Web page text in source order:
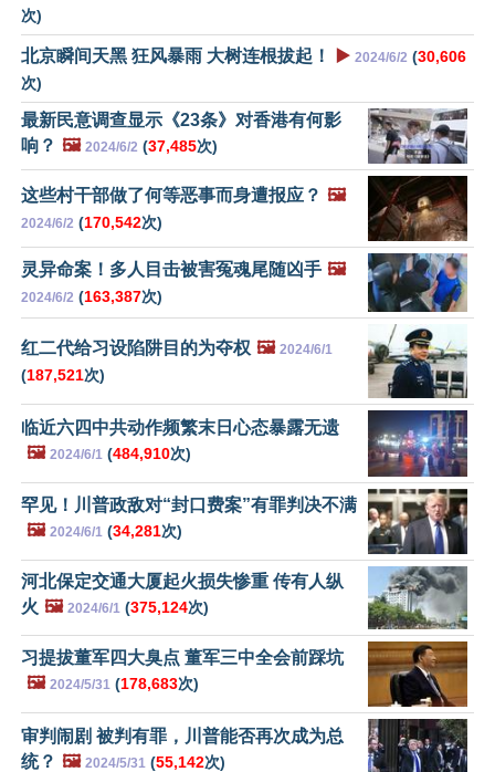
次)
北京瞬间天黑 狂风暴雨 大树连根拔起！ ▶️ 2024/6/2 (30,606
次)
最新民意调查显示《23条》对香港有何影
响？ 🖼️ 2024/6/2 (37,485次)
这些村干部做了何等恶事而身遭报应？ 🖼️
2024/6/2 (170,542次)
灵异命案！多人目击被害冤魂尾随凶手 🖼️
2024/6/2 (163,387次)
红二代给习设陷阱目的为夺权 🖼️ 2024/6/1
(187,521次)
临近六四中共动作频繁末日心态暴露无遗
🖼️ 2024/6/1 (484,910次)
罕见！川普政敌对“封口费案”有罪判决不满
🖼️ 2024/6/1 (34,281次)
河北保定交通大厦起火损失惨重 传有人纵
火 🖼️ 2024/6/1 (375,124次)
习提拔董军四大臭点 董军三中全会前踩坑
🖼️ 2024/5/31 (178,683次)
审判闹剧 被判有罪，川普能否再次成为总
统？ 🖼️ 2024/5/31 (55,142次)